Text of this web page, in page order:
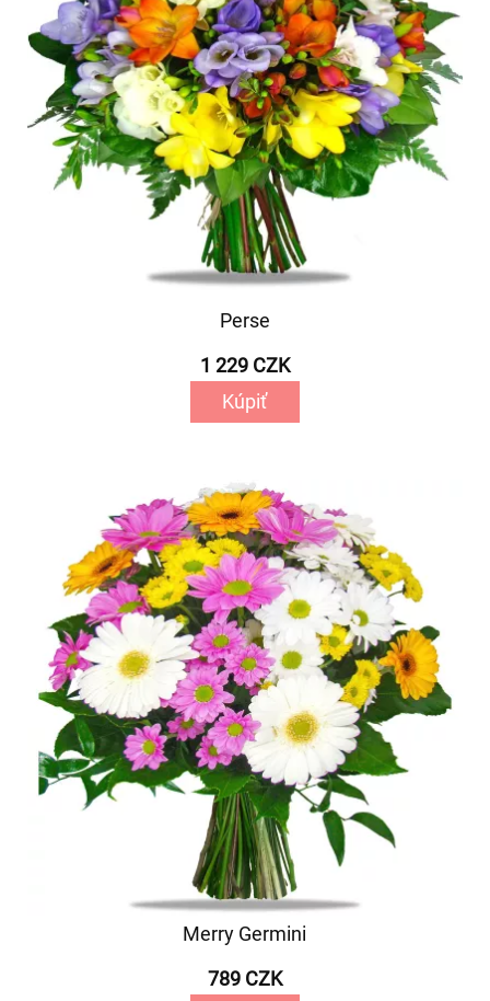
Perse
1 229 CZK
Kúpiť
Merry Germini
789 CZK